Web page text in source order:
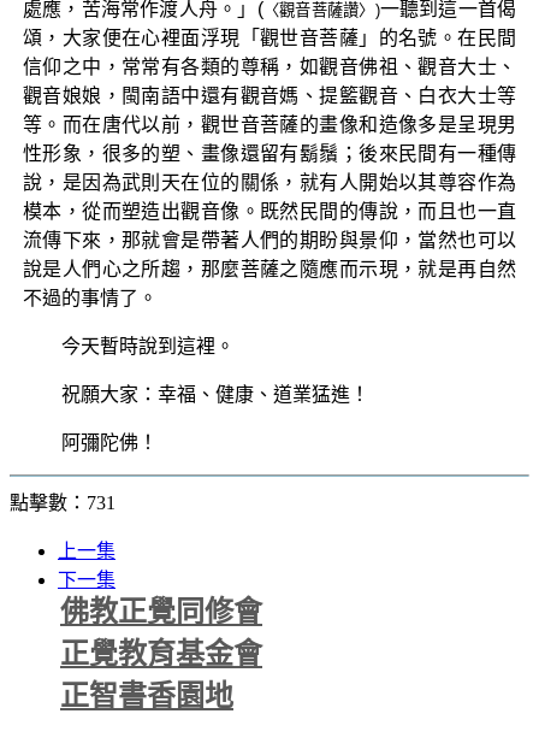
處應，苦海常作渡人舟。」(〈觀音菩薩讚〉)一聽到這一首偈
頌，大家便在心裡面浮現「觀世音菩薩」的名號。在民間
信仰之中，常常有各類的尊稱，如觀音佛祖、觀音大士、
觀音娘娘，閩南語中還有觀音媽、提籃觀音、白衣大士等
等。而在唐代以前，觀世音菩薩的畫像和造像多是呈現男
性形象，很多的塑、畫像還留有鬍鬚；後來民間有一種傳
說，是因為武則天在位的關係，就有人開始以其尊容作為
模本，從而塑造出觀音像。既然民間的傳說，而且也一直
流傳下來，那就會是帶著人們的期盼與景仰，當然也可以
說是人們心之所趨，那麼菩薩之隨應而示現，就是再自然
不過的事情了。
今天暫時說到這裡。
祝願大家：幸福、健康、道業猛進！
阿彌陀佛！
點擊數：731
上一集
下一集
佛教正覺同修會
正覺教育基金會
正智書香園地